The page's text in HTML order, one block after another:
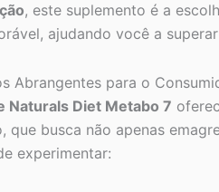
, este suplemento é a
ajudando você a
Abrangentes para o
Naturals Diet Metabo 7
que busca não apenas
experimentar: